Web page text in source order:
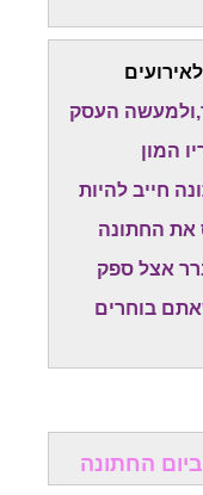
העסק
המון
חייב להיות
את החתונה
אצל ספק
בוחרים